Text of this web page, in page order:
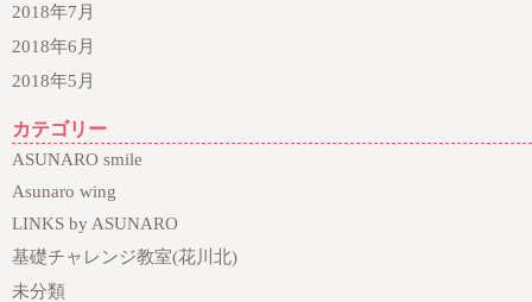
2018年7月
2018年6月
2018年5月
カテゴリー
ASUNARO smile
Asunaro wing
LINKS by ASUNARO
基礎チャレンジ教室(花川北)
未分類